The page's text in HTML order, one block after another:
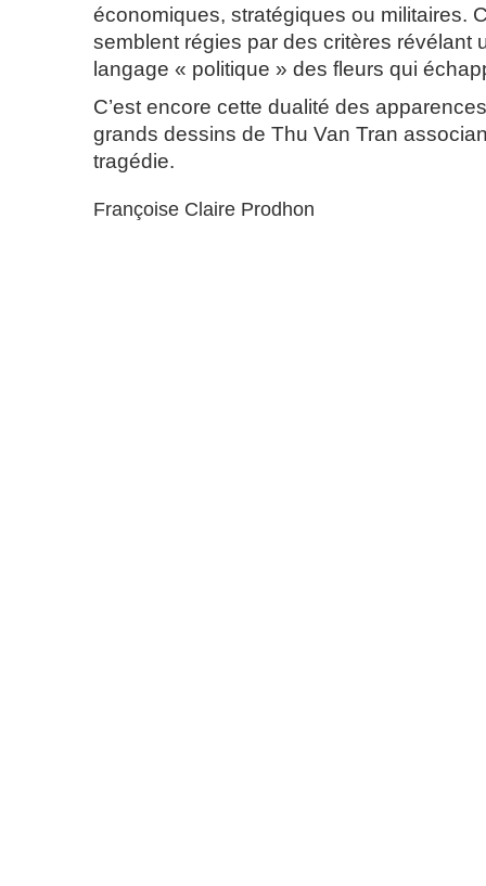
économiques, stratégiques ou militaires.
semblent régies par des critères révélant
langage « politique » des fleurs qui
C’est encore cette dualité des
grands dessins de Thu Van Tran
tragédie.
Françoise Claire Prodhon